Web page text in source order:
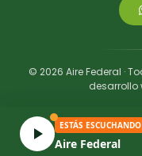
© 2026 Aire Federal ·
desarrollo